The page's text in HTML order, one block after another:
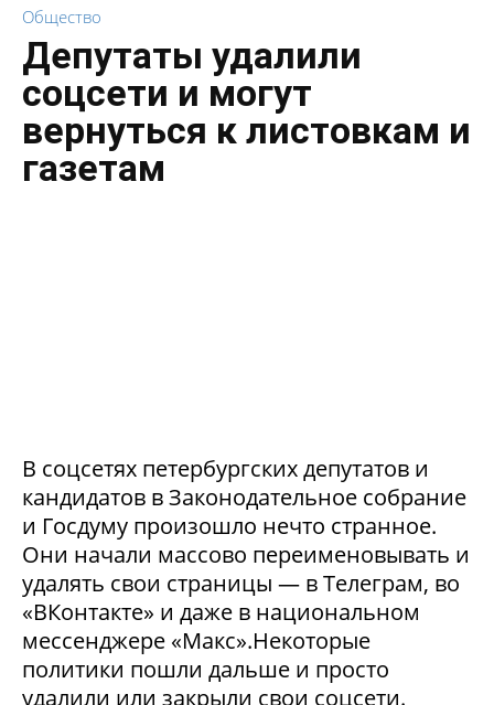
Общество
Депутаты удалили
соцсети и могут
вернуться к листовкам и
газетам
В соцсетях петербургских депутатов и
кандидатов в Законодательное собрание
и Госдуму произошло нечто странное.
Они начали массово переименовывать и
удалять свои страницы — в Телеграм, во
«ВКонтакте» и даже в национальном
мессенджере «Макс».Некоторые
политики пошли дальше и просто
удалили или закрыли свои соцсети.